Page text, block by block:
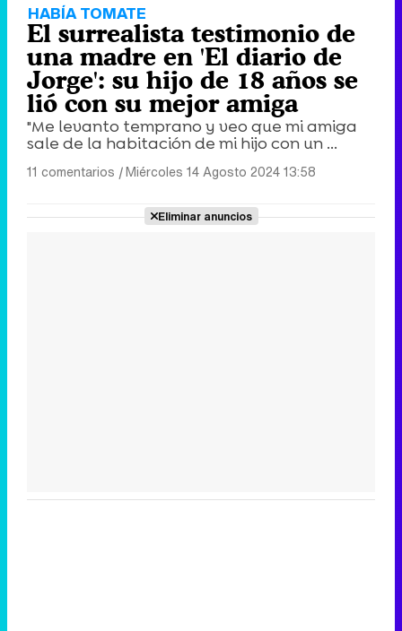
HABÍA TOMATE
El surrealista testimonio de
una madre en 'El diario de
Jorge': su hijo de 18 años se
lió con su mejor amiga
"Me levanto temprano y veo que mi amiga
sale de la habitación de mi hijo con un ...
11 comentarios |Miércoles 14 Agosto 2024 13:58
Eliminar anuncios